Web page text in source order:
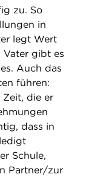
zu. So
in
legt Wert
Vater gibt es
Auch das
führen:
Zeit, die er
dass in
Schule,
Partner/zur